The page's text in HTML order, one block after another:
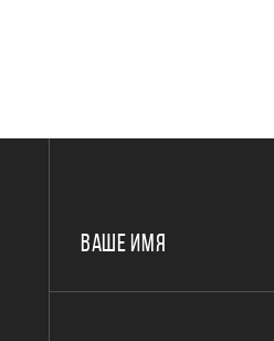
ВАШЕ ИМЯ